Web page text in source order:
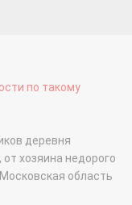
по такому
деревня
хозяина недорого
область